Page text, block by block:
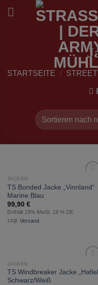
Inhalt
STARTSEITE /
Wunschliste
JACKEN
TS Bonded Jacke „Vinnland“
Marine Blau
99,90 €
Enthält 19% MwSt. 19 % DE
zzgl. Versand
zur
Wunschliste
JACKEN
TS Windbreaker Jacke
Schwarz/Weiß